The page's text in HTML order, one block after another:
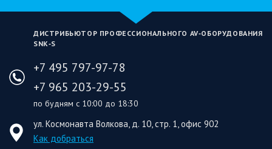
ДИСТРИБЬЮТОР ПРОФЕССИОНАЛЬНОГО AV‑ОБОРУДОВАНИЯ
SNK‑S
+7 495 797-97-78
+7 965 203-29-55
по будням с 10:00 до 18:30
ул. Космонавта Волкова, д. 10, стр. 1, офис 902
Как добраться